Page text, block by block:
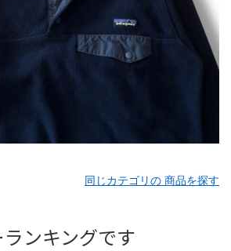
同じカテゴリの 商品を探す
ンキングです